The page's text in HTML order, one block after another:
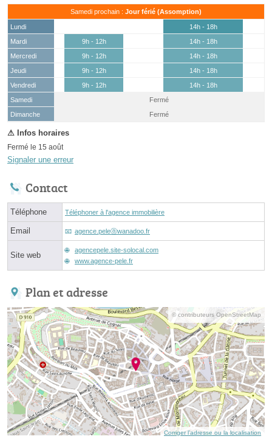
Samedi prochain : Jour férié (Assomption)
Lundi
14h - 18h
Mardi
9h - 12h
14h - 18h
Mercredi
9h - 12h
14h - 18h
Jeudi
9h - 12h
14h - 18h
Vendredi
9h - 12h
14h - 18h
Samedi
(15 août)
Fermé
Dimanche
Fermé
Fermé le 15 août
Signaler une erreur
Contact
Téléphone Téléphoner à l'agence immobilière
Email agence.peleⓐwanadoo.fr
Site web
agencepele.site-solocal.com
www.agence-pele.fr
Plan et adresse
© contributeurs OpenStreetMap
Corriger l’adresse ou la localisation